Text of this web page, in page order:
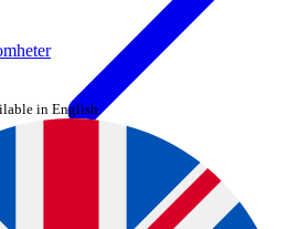
in English.